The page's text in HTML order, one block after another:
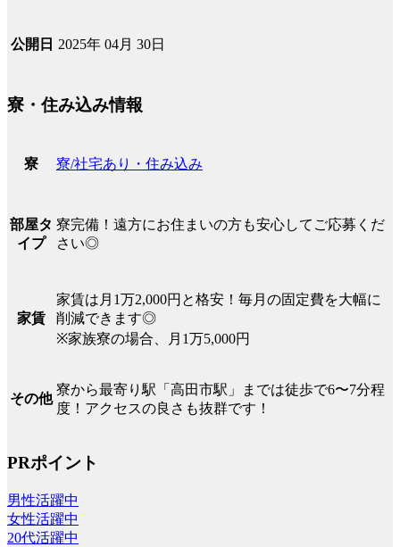
公開日 2025年 04月 30日
寮・住み込み情報
寮 寮/社宅あり・住み込み
部屋タ
イプ
寮完備！遠方にお住まいの方も安心してご応募くだ
さい◎
家賃
家賃は月1万2,000円と格安！毎月の固定費を大幅に
削減できます◎
※家族寮の場合、月1万5,000円
その他
寮から最寄り駅「高田市駅」までは徒歩で6〜7分程
度！アクセスの良さも抜群です！
PRポイント
男性活躍中
女性活躍中
20代活躍中